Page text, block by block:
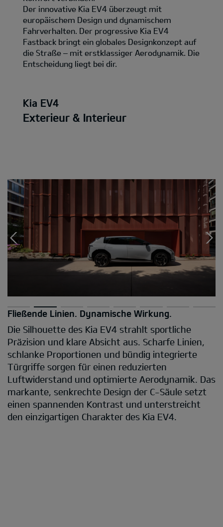
Der innovative Kia EV4 überzeugt mit
europäischem Design und dynamischem
Fahrverhalten. Der progressive Kia EV4
Fastback bringt ein globales Designkonzept auf
die Straße – mit erstklassiger Aerodynamik. Die
Entscheidung liegt bei dir.
Kia EV4
Exterieur & Interieur
Fließende Linien. Dynamische Wirkung.
Die Silhouette des Kia EV4 strahlt sportliche
Präzision und klare Absicht aus. Scharfe Linien,
schlanke Proportionen und bündig integrierte
Türgriffe sorgen für einen reduzierten
Luftwiderstand und optimierte Aerodynamik. Das
markante, senkrechte Design der C-Säule setzt
einen spannenden Kontrast und unterstreicht
den einzigartigen Charakter des Kia EV4.